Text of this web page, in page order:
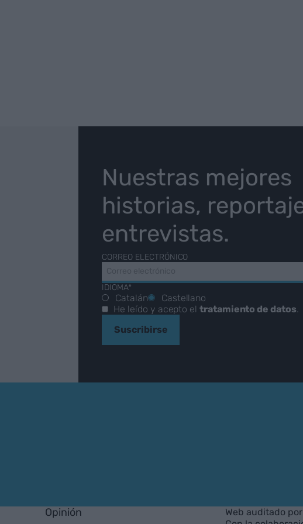
Nuestras mejores
historias,
entrevistas.
CORREO ELECTRÓNICO
IDIOMA*
Catalán
Castellano
He leído y acepto eltratamiento de datos.
Suscribirse
Opinión
Web auditado